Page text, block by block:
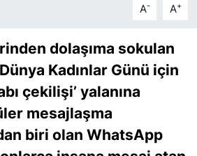
A- A+
dolaşıma sokulan
Kadınlar Günü için
çekilişi’ yalanına
mesajlaşma
biri olan WhatsApp
GÜNDEMİ